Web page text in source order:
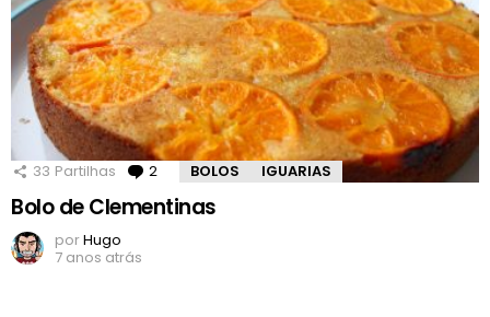
33 Partilhas 2 Comentários
BOLOS IGUARIAS
Bolo de Clementinas
porHugo
7 anos atrás